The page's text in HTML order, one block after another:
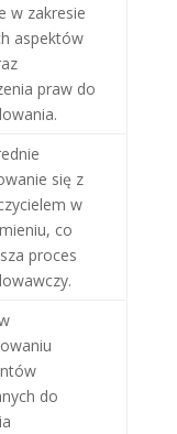
w zakresie
aspektów
praw do
się z
w
co
proces
do